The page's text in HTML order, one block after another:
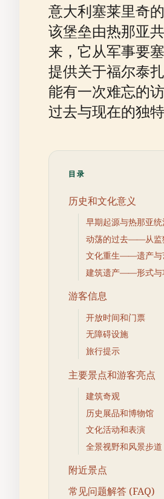
意大利塞莱里奇
该堡垒由热那亚
来，它从军事要
提供关于福尔泰
能有一次难忘的
过去与现在的独
目录
历史和文化意义
早期起源与热那亚
动荡的过去——从监
文化重生——遗产与
建筑遗产——形式与
游客信息
开放时间和门票
无障碍设施
旅行提示
主要景点和游客亮点
建筑奇观
历史展品和博物馆
文化活动和表演
全景视野和风景步道
附近景点
常见问题解答 (FAQ)